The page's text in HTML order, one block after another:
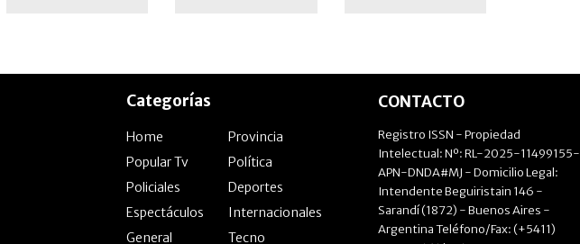
Categorías
Home
Provincia
Popular Tv
Política
Policiales
Deportes
Espectáculos
Internacionales
General
Tecno
CONTACTO
Registro ISSN - Propiedad
Intelectual: Nº: RL-2025-11499155-
APN-DNDA#MJ - Domicilio Legal:
Intendente Beguiristain 146 -
Sarandí (1872) - Buenos Aires -
Argentina Teléfono/Fax: (+5411)